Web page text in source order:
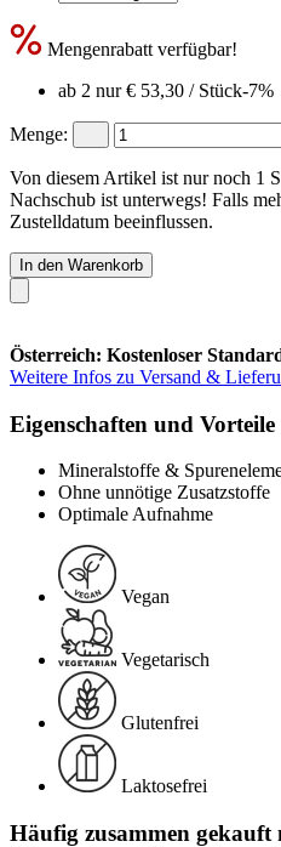
Mengenrabatt verfügbar!
ab 2 nur€ 53,30 / Stück-7%
Menge:
Von diesem Artikel ist nur noch 1
Nachschub ist unterwegs! Falls
Zustelldatum beeinflussen.
In den Warenkorb
Österreich: Kostenloser
Weitere Infos zu Versand &
Eigenschaften und Vorteile
Mineralstoffe &
Ohne unnötige Zusatzstoffe
Optimale Aufnahme
Vegan
Vegetarisch
Glutenfrei
Laktosefrei
Häufig zusammen gekauft